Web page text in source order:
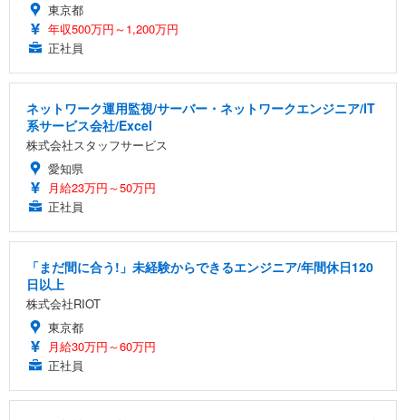
東京都
年収500万円～1,200万円
正社員
ネットワーク運用監視/サーバー・ネットワークエンジニア/IT
系サービス会社/Excel
株式会社スタッフサービス
愛知県
月給23万円～50万円
正社員
「まだ間に合う!」未経験からできるエンジニア/年間休日120
日以上
株式会社RIOT
東京都
月給30万円～60万円
正社員